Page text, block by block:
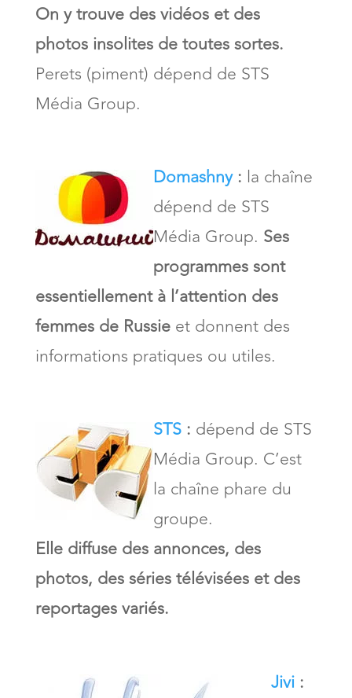
On y trouve des vidéos et des
photos insolites de toutes sortes.
Perets (piment) dépend de STS
Média Group.
Domashny: la chaîne
dépend de STS
Média Group. Ses
programmes sont
essentiellement à l’attention des
femmes de Russieet donnent des
informations pratiques ou utiles.
STS: dépend de STS
Média Group. C’est
la chaîne phare du
groupe.
Elle diffuse des annonces, des
photos, des séries télévisées et des
reportages variés.
Jivi: